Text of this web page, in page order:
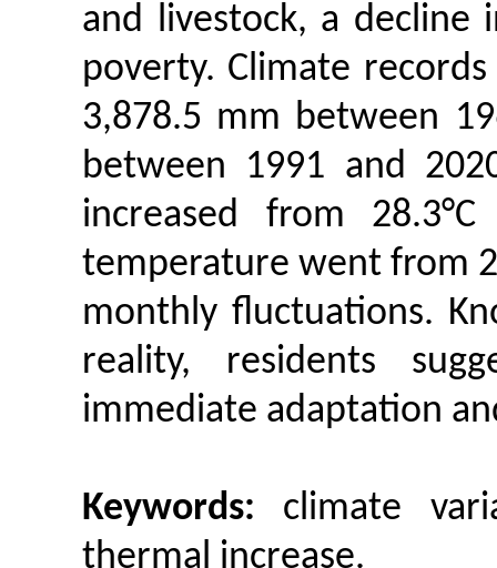
and livestock, a decline
poverty. Climate
3,878.5 mm between
between 1991 and
increased from
temperature went from
monthly fluctuations.
reality, residents
immediate adaptation
Keywords: climate
thermal increase.